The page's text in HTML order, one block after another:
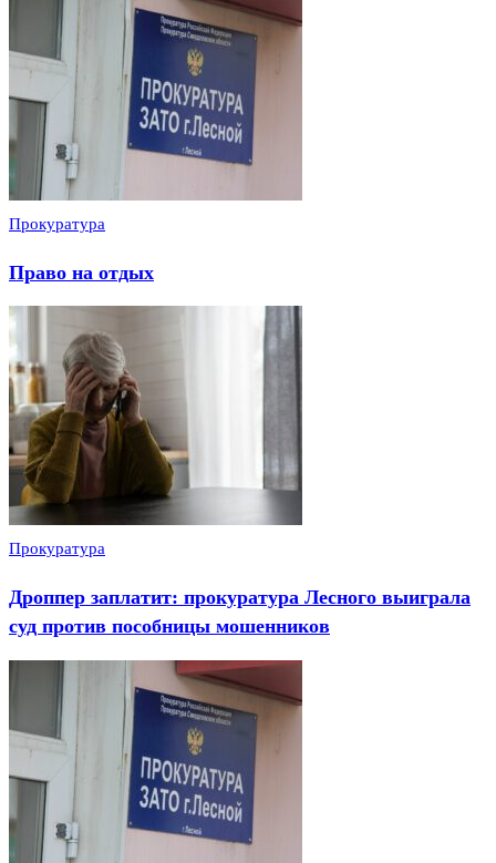
Прокуратура
Право на отдых
Прокуратура
Дроппер заплатит: прокуратура Лесного выиграла
суд против пособницы мошенников